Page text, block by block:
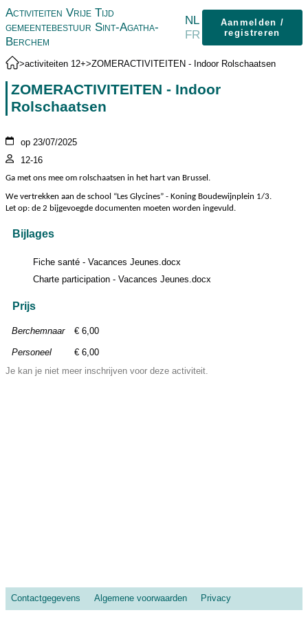
Activiteiten Vrije Tijd
gemeentebestuur Sint-Agatha-
Berchem
NL
FR
Aanmelden /
registreren
>activiteiten 12+>ZOMERACTIVITEITEN - Indoor Rolschaatsen
ZOMERACTIVITEITEN - Indoor
Rolschaatsen
op 23/07/2025
12-16
Ga met ons mee om rolschaatsen in het hart van Brussel.
We vertrekken aan de school “Les Glycines” - Koning Boudewijnplein 1/3.
Let op: de 2 bijgevoegde documenten moeten worden ingevuld.
Bijlages
Fiche santé - Vacances Jeunes.docx
Charte participation - Vacances Jeunes.docx
Prijs
Berchemnaar € 6,00
Personeel
€ 6,00
Je kan je niet meer inschrijven voor deze activiteit.
Contactgegevens Algemene voorwaarden Privacy